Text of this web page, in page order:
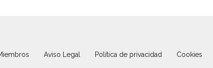
Aviso Legal Política de privacidad Cookies